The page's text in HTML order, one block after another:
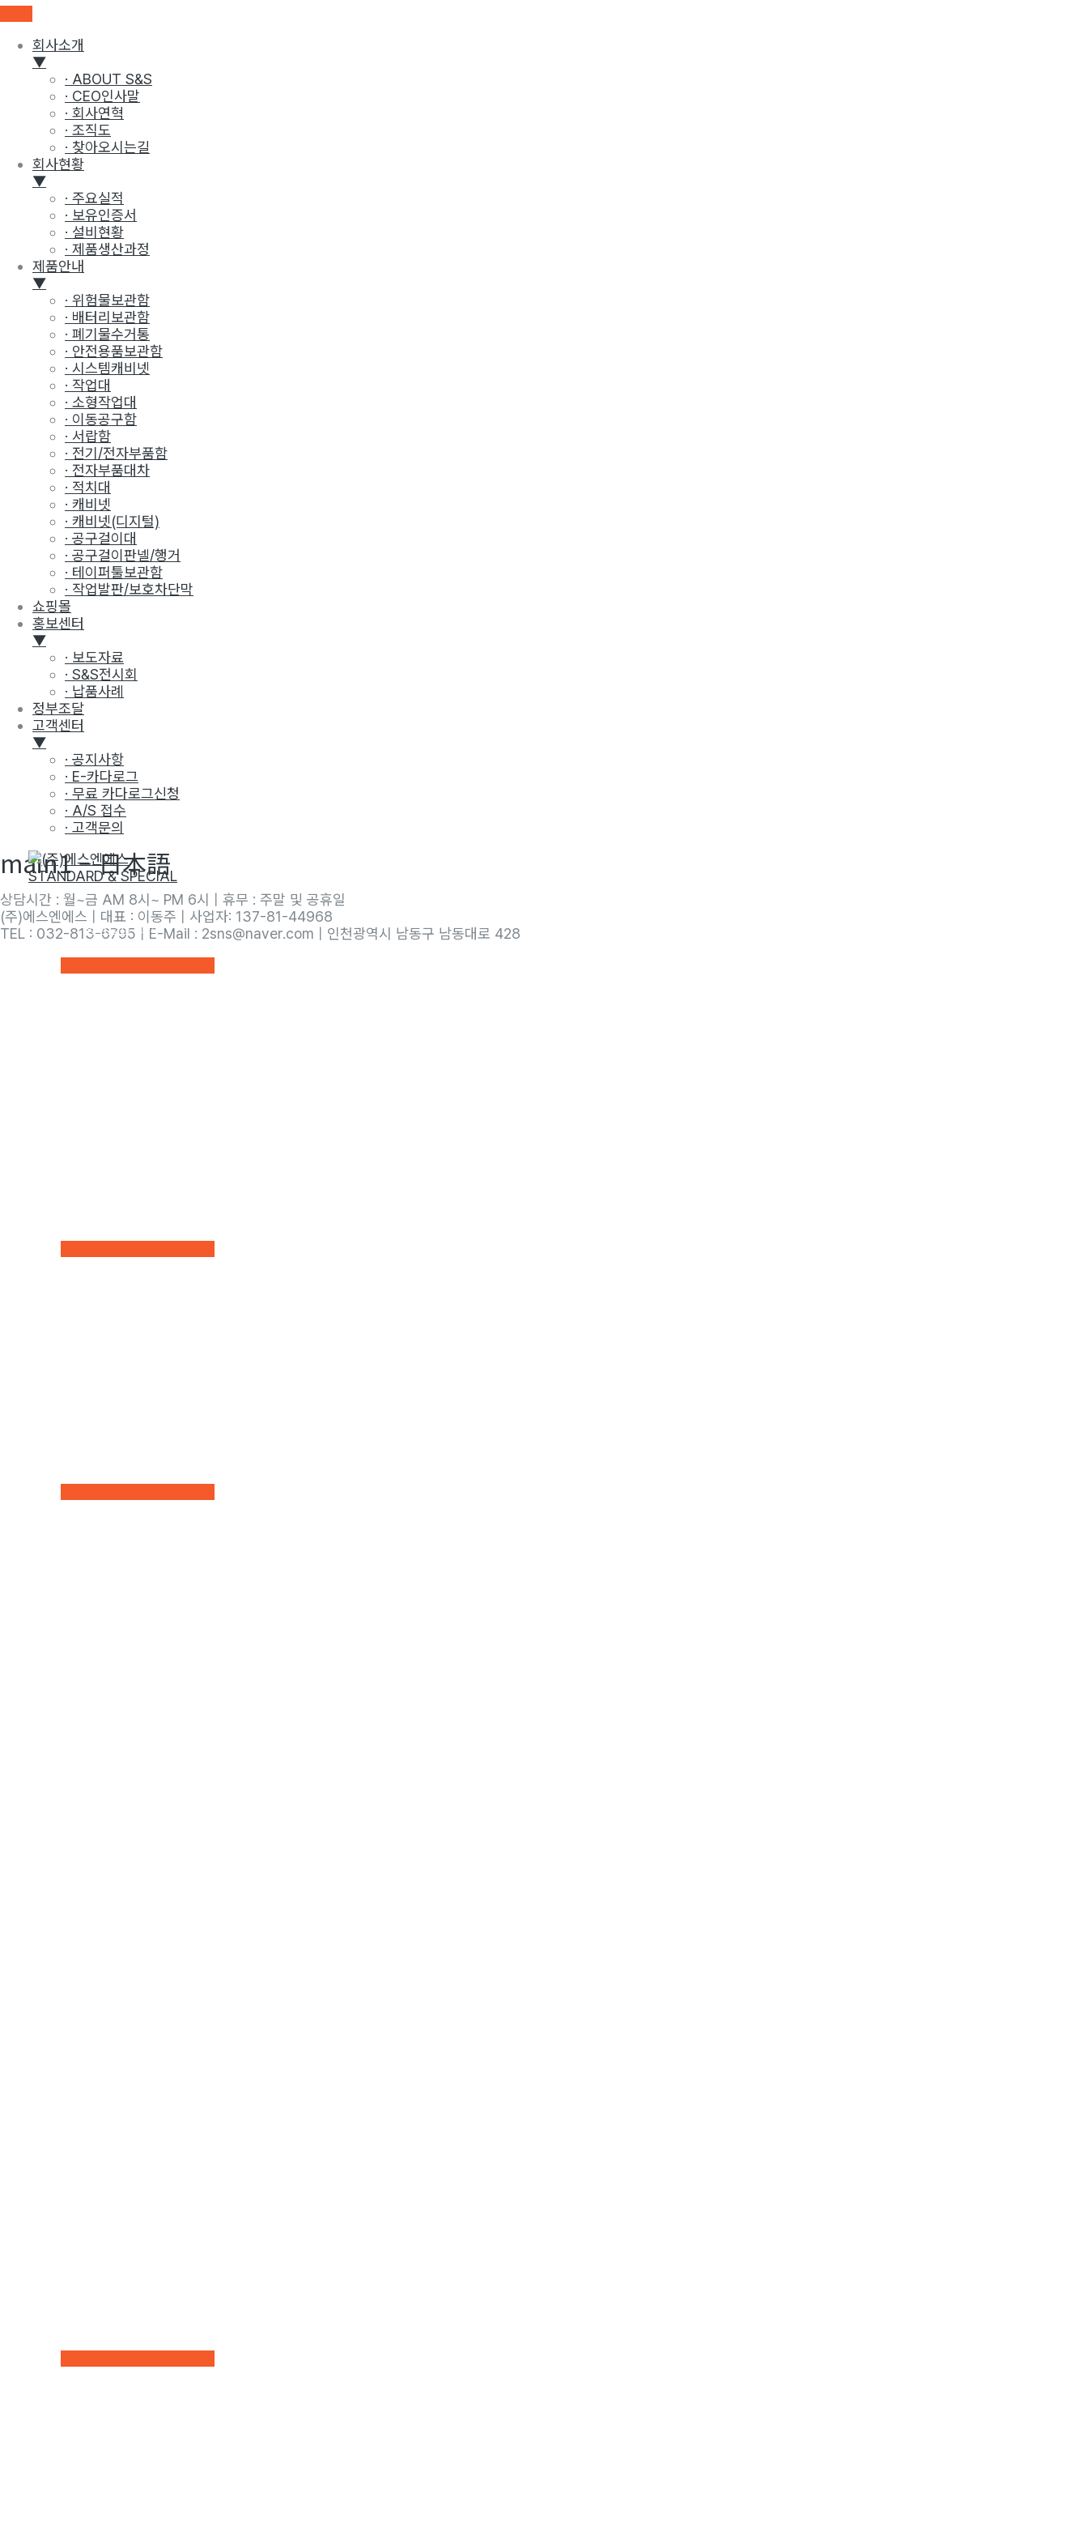
회사소개
▼
· ABOUT S&S
· CEO인사말
· 회사연혁
· 조직도
· 찾아오시는길
회사현황
▼
· 주요실적
· 보유인증서
· 설비현황
· 제품생산과정
제품안내
▼
· 위험물보관함
· 배터리보관함
· 폐기물수거통
· 안전용품보관함
· 시스템캐비넷
· 작업대
· 소형작업대
· 이동공구함
· 서랍함
· 전기/전자부품함
· 전자부품대차
· 적치대
· 캐비넷
· 캐비넷(디지털)
· 공구걸이대
· 공구걸이판넬/행거
· 테이퍼툴보관함
· 작업발판/보호차단막
쇼핑몰
홍보센터
▼
· 보도자료
· S&S전시회
· 납품사례
정부조달
고객센터
▼
· 공지사항
· E-카다로그
· 무료 카다로그신청
· A/S 접수
· 고객문의
콘
텐
츠
로
건
너
회사소개
메
메
메
메
main1 – 日本語
상담시간 : 월~금 AM 8시~ PM 6시 | 휴무 : 주말 및 공휴일
(주)에스엔에스 | 대표 : 이동주 | 사업자: 137-81-44968
TEL : 032-813-6795 | E-Mail : 2sns@naver.com | 인천광역시 남동구 남동대로 428